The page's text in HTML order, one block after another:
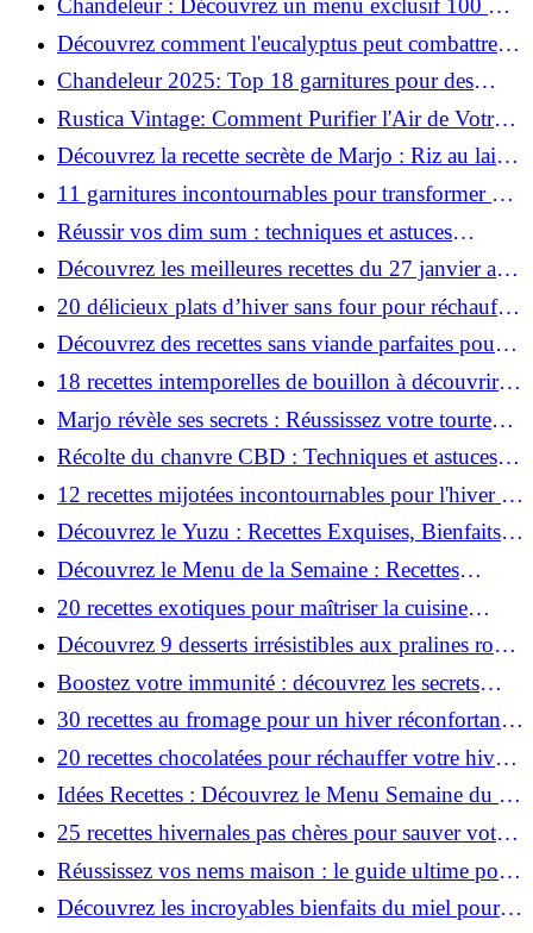
Chandeleur : Découvrez un menu exclusif 100 %
crêpes !
Découvrez comment l'eucalyptus peut combattre
votre rhume !
Chandeleur 2025: Top 18 garnitures pour des
crêpes inoubliables!
Rustica Vintage: Comment Purifier l'Air de Votre
Maison Efficacement !
Découvrez la recette secrète de Marjo : Riz au lait et
crème anglaise à la vanille!
11 garnitures incontournables pour transformer vos
crêpes salées!
Réussir vos dim sum : techniques et astuces
infaillibles !
Découvrez les meilleures recettes du 27 janvier au
2 février - À ne pas manquer!
20 délicieux plats d’hiver sans four pour réchauffer
votre cœur !
Découvrez des recettes sans viande parfaites pour
réchauffer vos soirées d'hiver !
18 recettes intemporelles de bouillon à découvrir
absolument !
Marjo révèle ses secrets : Réussissez votre tourte
d'hiver à tous les coups !
Récolte du chanvre CBD : Techniques et astuces
incontournables !
12 recettes mijotées incontournables pour l'hiver –
Parfaites pour 4 personnes!
Découvrez le Yuzu : Recettes Exquises, Bienfaits
Incroyables et Points de Vente!
Découvrez le Menu de la Semaine : Recettes
Quotidiennes du 20 au 26 Janvier!
20 recettes exotiques pour maîtriser la cuisine
asiatique chez vous !
Découvrez 9 desserts irrésistibles aux pralines roses
!
Boostez votre immunité : découvrez les secrets
pour un système invincible !
30 recettes au fromage pour un hiver réconfortant -
À découvrir absolument !
20 recettes chocolatées pour réchauffer votre hiver
et booster votre moral !
Idées Recettes : Découvrez le Menu Semaine du 13
au 19 Janvier!
25 recettes hivernales pas chères pour sauver votre
budget !
Réussissez vos nems maison : le guide ultime pour
impressionner !
Découvrez les incroyables bienfaits du miel pour